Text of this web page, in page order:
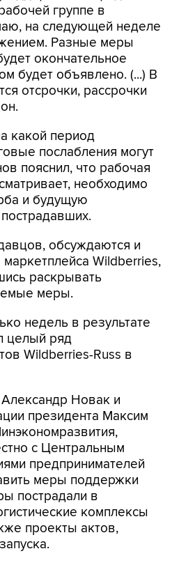
группе в
на следующей неделе
Разные меры
окончательное
будет объявлено. (...) В
отсрочки, рассрочки
какой период
послабления могут
пояснил, что рабочая
необходимо
и будущую
обсуждаются и
Wildberries,
раскрывать
меры.
недель в результате
целый ряд
Wildberries-Russ в
Новак и
президента Максим
с Центральным
предпринимателей
меры поддержки
пострадали в
комплексы
проекты актов,